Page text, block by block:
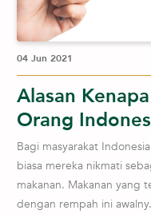
04 Jun 2021
Alasan
Orang
Bagi masyarakat
biasa mereka nikmati
makanan. Makanan yang
dengan rempah ini